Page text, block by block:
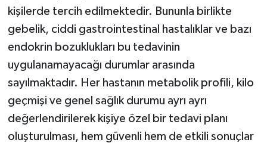
kişilerde tercih edilmektedir. Bununla birlikte
gebelik, ciddi gastrointestinal hastalıklar ve bazı
endokrin bozuklukları bu tedavinin
uygulanamayacağı durumlar arasında
sayılmaktadır. Her hastanın metabolik profili, kilo
geçmişi ve genel sağlık durumu ayrı ayrı
değerlendirilerek kişiye özel bir tedavi planı
oluşturulması, hem güvenli hem de etkili sonuçlar